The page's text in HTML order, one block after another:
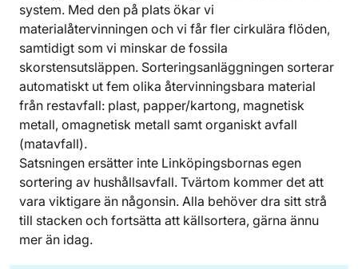
system. Med den på plats ökar vi
materialåtervinningen och vi får fler cirkulära flöden,
samtidigt som vi minskar de fossila
skorstensutsläppen. Sorteringsanläggningen sorterar
automatiskt ut fem olika återvinningsbara material
från restavfall: plast, papper/kartong, magnetisk
metall, omagnetisk metall samt organiskt avfall
(matavfall).
Satsningen ersätter inte Linköpingsbornas egen
sortering av hushållsavfall. Tvärtom kommer det att
vara viktigare än någonsin. Alla behöver dra sitt strå
till stacken och fortsätta att källsortera, gärna ännu
mer än idag.